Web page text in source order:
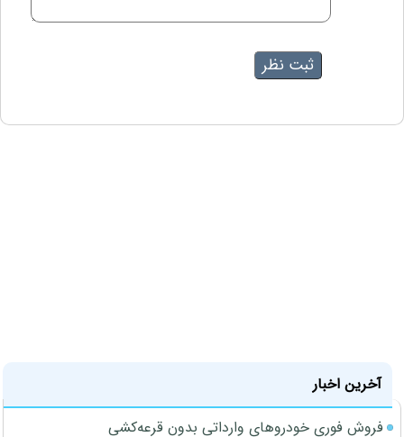
آخرین اخبار
فروش فوری خودروهای وارداتی بدون قرعه‌کشی